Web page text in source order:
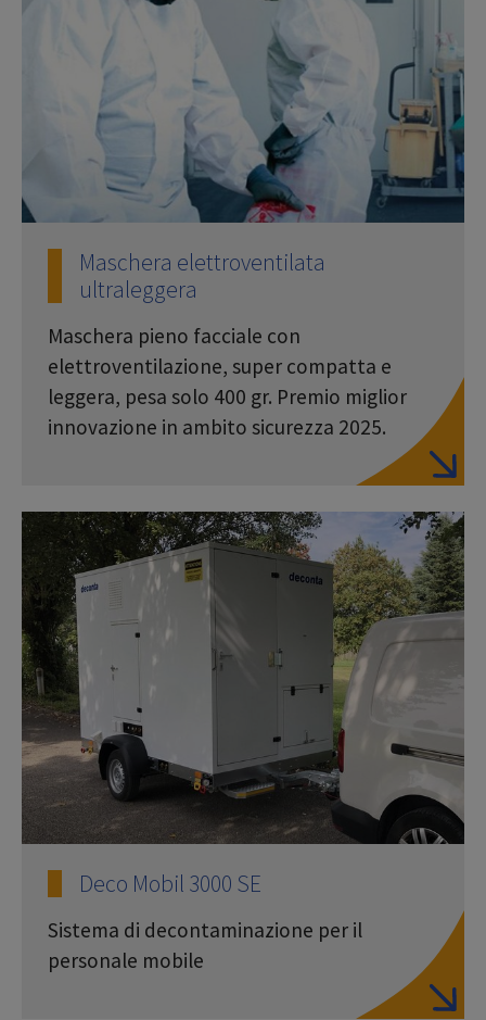
Maschera elettroventilata
ultraleggera
Maschera pieno facciale con
elettroventilazione, super compatta e
leggera, pesa solo 400 gr. Premio miglior
innovazione in ambito sicurezza 2025.
Deco Mobil 3000 SE
Sistema di decontaminazione per il
personale mobile